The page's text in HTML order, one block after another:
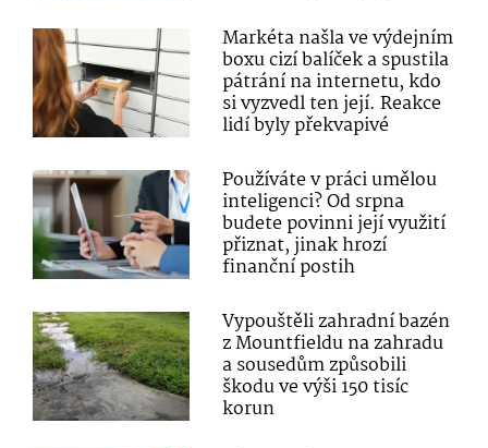
Markéta našla ve výdejním
boxu cizí balíček a spustila
pátrání na internetu, kdo
si vyzvedl ten její. Reakce
lidí byly překvapivé
Používáte v práci umělou
inteligenci? Od srpna
budete povinni její využití
přiznat, jinak hrozí
finanční postih
Vypouštěli zahradní bazén
z Mountfieldu na zahradu
a sousedům způsobili
škodu ve výši 150 tisíc
korun